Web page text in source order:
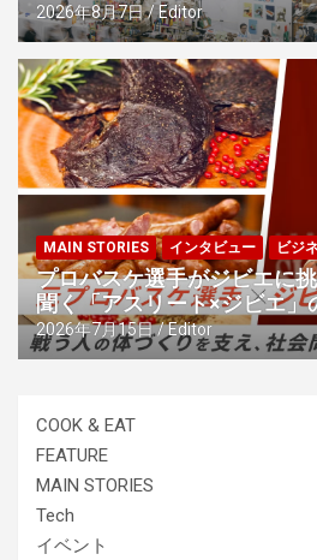
2026年8月7日 Editor
MAIN STORIES インタビュー ビジ
プロバスケ選手がジビエに
聞く「アスリート×ジビエ」
2026年7月15日 Editor
COOK & EAT
FEATURE
MAIN STORIES
Tech
イベント